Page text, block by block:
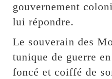
gouvernement
lui répondre.
Le souverain des
tunique de guerre
foncé et coiffé de